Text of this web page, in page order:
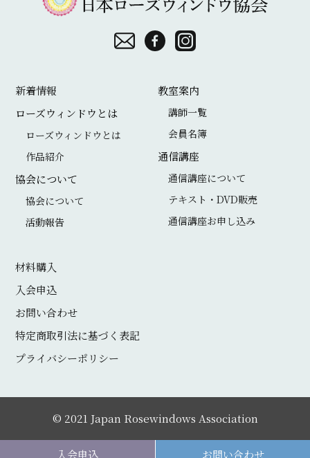
入会申込 お問い合わせ
い
合
n
s
t
a
g
r
a
新着情報
ローズウィンドウとは
ローズウィンドウとは
作品紹介
協会について
協会について
活動報告
教室案内
講師一覧
会員名簿
通信講座
通信講座について
テキスト・DVD販売
通信講座お申し込み
材料購入
入会申込
お問い合わせ
特定商取引法に基づく表記
プライバシーポリシー
© 2021 Japan Rosewindows Association